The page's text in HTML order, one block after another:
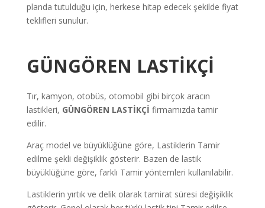
planda tutulduğu için, herkese hitap edecek şekilde fiyat
teklifleri sunulur.
GÜNGÖREN LASTİKÇİ
Tır, kamyon, otobüs, otomobil gibi birçok aracın
lastikleri, GÜNGÖREN LASTİKÇİ firmamızda tamir
edilir.
Araç model ve büyüklüğüne göre, Lastiklerin Tamir
edilme şekli değişiklik gösterir. Bazen de lastik
büyüklüğüne göre, farklı Tamir yöntemleri kullanılabilir.
Lastiklerin yırtık ve delik olarak tamirat süresi değişiklik